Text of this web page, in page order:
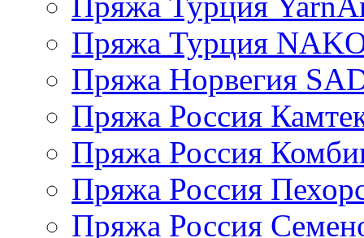
Пряжа Турция
Пряжа Норвегия
Пряжа Россия
Пряжа Россия
Пряжа Россия
Пряжа Россия